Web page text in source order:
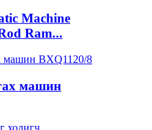
Machine
Ram...
машин